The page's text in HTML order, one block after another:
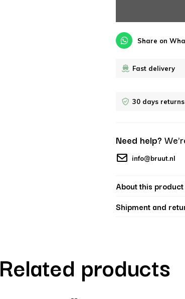
Share on
Fast delivery
30 days returns
Need help?
info@bruut.nl
About this product
Shipment and
Related products